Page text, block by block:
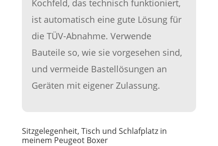
Kochfeld, das technisch funktioniert,
ist automatisch eine gute Lösung für
die TÜV-Abnahme. Verwende
Bauteile so, wie sie vorgesehen sind,
und vermeide Bastellösungen an
Geräten mit eigener Zulassung.
Sitzgelegenheit, Tisch und Schlafplatz in
meinem Peugeot Boxer